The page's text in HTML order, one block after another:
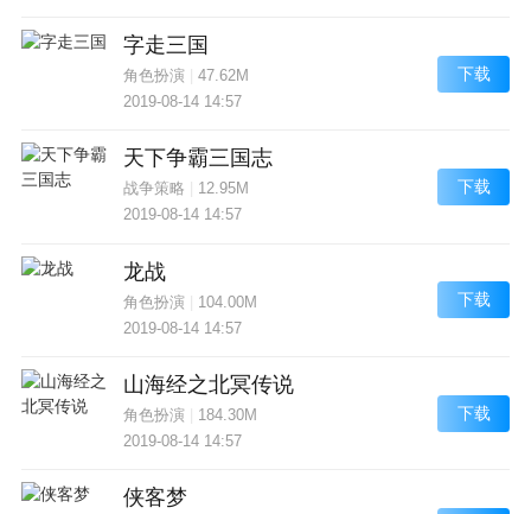
字走三国
角色扮演| 47.62M
2019-08-14 14:57
下载
天下争霸三国志
战争策略
12.95M
2019-08-14 14:57
下载
龙战
角色扮演| 104.00M
2019-08-14 14:57
下载
山海经之北冥传说
角色扮演| 184.30M
2019-08-14 14:57
下载
侠客梦